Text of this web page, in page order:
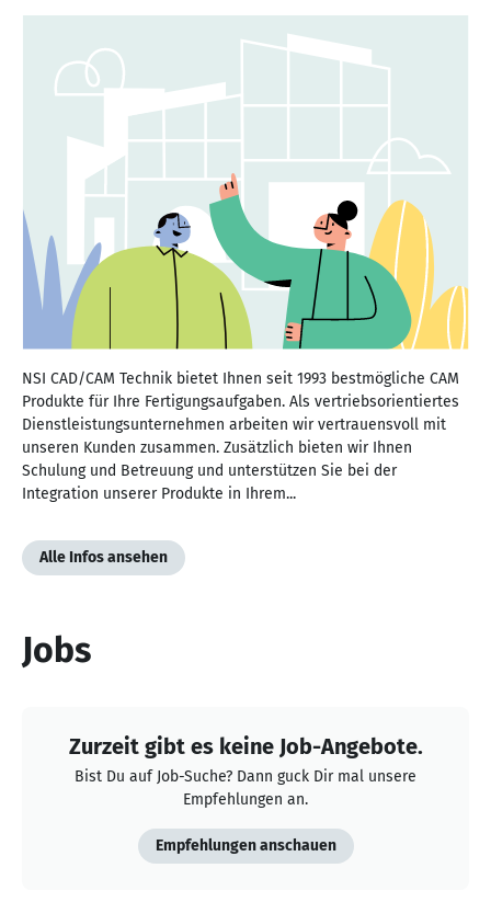
NSI CAD/CAM Technik bietet Ihnen seit 1993 bestmögliche CAM
Produkte für Ihre Fertigungsaufgaben. Als vertriebsorientiertes
Dienstleistungsunternehmen arbeiten wir vertrauensvoll mit
unseren Kunden zusammen. Zusätzlich bieten wir Ihnen
Schulung und Betreuung und unterstützen Sie bei der
Integration unserer Produkte in Ihrem...
Alle Infos ansehen
Jobs
Zurzeit gibt es keine Job-Angebote.
Bist Du auf Job-Suche? Dann guck Dir mal unsere
Empfehlungen an.
Empfehlungen anschauen